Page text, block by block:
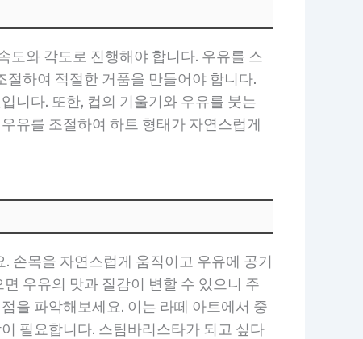
도와 각도로 진행해야 합니다. 우유를 스
절하여 적절한 거품을 만들어야 합니다.
니다. 또한, 컵의 기울기와 우유를 붓는
유를 조절하여 하트 형태가 자연스럽게
손목을 자연스럽게 움직이고 우유에 공기
우유의 맛과 질감이 변할 수 있으니 주
을 파악해보세요. 이는 라떼 아트에서 중
필요합니다. 스팀바리스타가 되고 싶다